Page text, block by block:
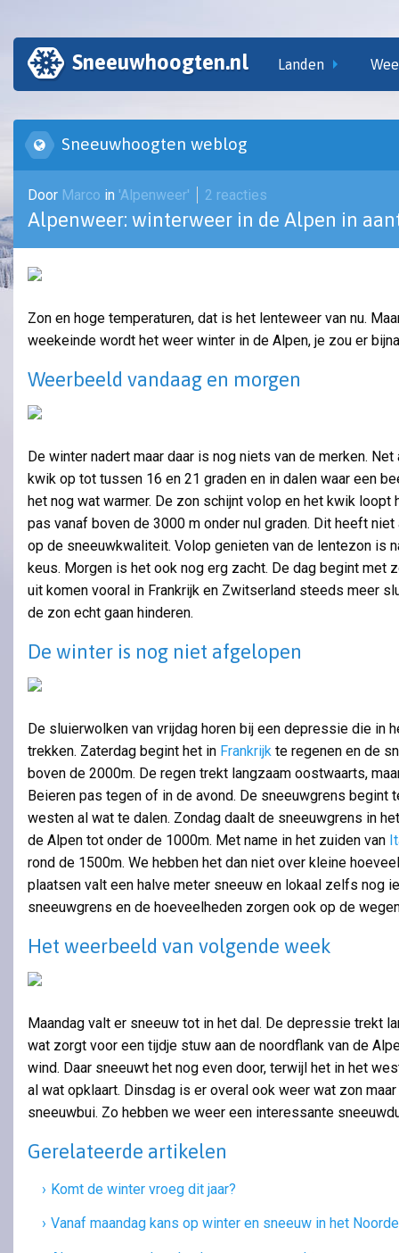
Sneeuwhoogten.nl Landen
Sneeuwhoogten weblog
Door Marco in 'Alpenweer' 2 reacties
Alpenweer: winterweer in de Alpen in
Zon en hoge temperaturen, dat is het lenteweer van nu.
weekeinde wordt het weer winter in de Alpen, je zou er
Weerbeeld vandaag en morgen
De winter nadert maar daar is nog niets van de merken.
kwik op tot tussen 16 en 21 graden en in dalen waar een
het nog wat warmer. De zon schijnt volop en het kwik loopt
pas vanaf boven de 3000 m onder nul graden. Dit heeft
op de sneeuwkwaliteit. Volop genieten van de lentezon is
keus. Morgen is het ook nog erg zacht. De dag begint met
uit komen vooral in Frankrijk en Zwitserland steeds meer
de zon echt gaan hinderen.
De winter is nog niet afgelopen
De sluierwolken van vrijdag horen bij een depressie die in
trekken. Zaterdag begint het in Frankrijk te regenen en de
boven de 2000m. De regen trekt langzaam oostwaarts,
Beieren pas tegen of in de avond. De sneeuwgrens begint
westen al wat te dalen. Zondag daalt de sneeuwgrens in
de Alpen tot onder de 1000m. Met name in het zuiden van
rond de 1500m. We hebben het dan niet over kleine
plaatsen valt een halve meter sneeuw en lokaal zelfs nog
sneeuwgrens en de hoeveelheden zorgen ook op de
Het weerbeeld van volgende week
Maandag valt er sneeuw tot in het dal. De depressie trekt
wat zorgt voor een tijdje stuw aan de noordflank van de
wind. Daar sneeuwt het nog even door, terwijl het in het
al wat opklaart. Dinsdag is er overal ook weer wat zon
sneeuwbui. Zo hebben we weer een interessante
Gerelateerde artikelen
Komt de winter vroeg dit jaar?
Vanaf maandag kans op winter en sneeuw in het